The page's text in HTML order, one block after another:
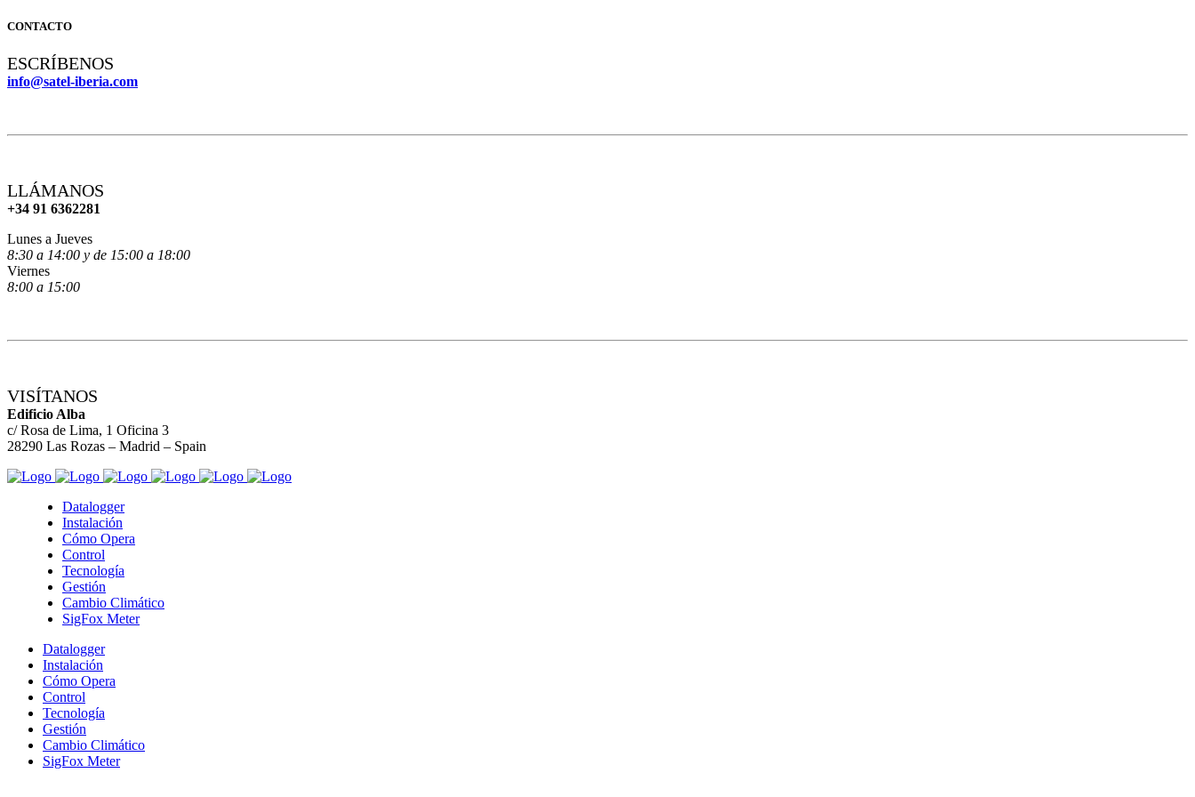
CONTACTO
ESCRÍBENOS
info@satel-iberia.com
LLÁMANOS
+34 91 6362281
Lunes a Jueves
8:30 a 14:00 y de 15:00 a 18:00
Viernes
8:00 a 15:00
VISÍTANOS
Edificio Alba
c/ Rosa de Lima, 1 Oficina 3
28290 Las Rozas – Madrid – Spain
Datalogger
Instalación
Cómo Opera
Control
Tecnología
Gestión
Cambio Climático
SigFox Meter
Datalogger
Instalación
Cómo Opera
Control
Tecnología
Gestión
Cambio Climático
SigFox Meter